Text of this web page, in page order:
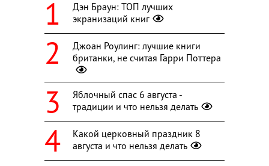
Дэн Браун: ТОП лучших
экранизаций книг
Джоан Роулинг: лучшие книги
британки, не считая Гарри Поттера
Яблочный спас 6 августа -
традиции и что нельзя делать
Какой церковный праздник 8
августа и что нельзя делать